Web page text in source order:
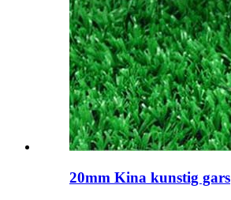
20mm Kina kunstig gars